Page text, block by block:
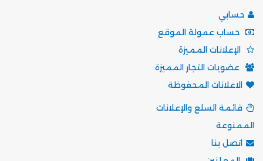
حسابي
حساب عمولة الموقع
الإعلانات المميزة
عضويات التجار المميزة
الاعلانات المحفوظة
قائمة السلع والإعلانات
الممنوعة
اتصل بنا